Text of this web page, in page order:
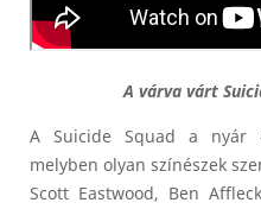
A várva várt
A Suicide Squad a nyár
melyben olyan színészek
Scott Eastwood, Ben